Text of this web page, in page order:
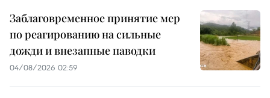
Заблаговременное принятие мер
по реагированию на сильные
дожди и внезапные паводки
04/08/2026 02:59